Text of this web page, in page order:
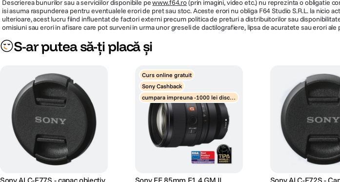
Descrierea bunurilor sau a serviciilor disponibile pewww.f64.ro(prin imagini, video etc.) nu reprezinta o obligatie
isi asuma raspunderea pentru eventualele erori de pret sau stoc. Aceste erori nu obliga F64 Studio S.R.L. la
ulterioare, acest lucru fiind influentat de factori externi precum politica de preturi a distribuitorilor sau
omisiuni sau erori in afisare care pot surveni in urma unor greseli de dactilografiere, lipsa de acuratete sau erori
S-ar putea să-ți placă și
Sony ALC-F77S - capac obiectiv
Curs online gratuit
Sony Cashback
cumpara impreuna -1000 lei disco
unt obiective
Sony FE 85mm F1.4 GM II Sony ALC-F72S -